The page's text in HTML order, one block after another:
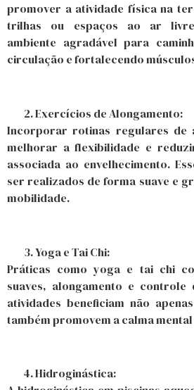
promover a atividade física na
trilhas ou espaços ao ar
ambiente agradável para
circulação e fortalecendo
Exercícios de Alongamento:
Incorporar rotinas regulares de
melhorar a flexibilidade e
associada ao envelhecimento.
ser realizados de forma suave e
mobilidade.
Yoga e Tai Chi:
Práticas como yoga e tai chi
suaves, alongamento e controle
atividades beneficiam não
também promovem a calma
Hidroginástica: